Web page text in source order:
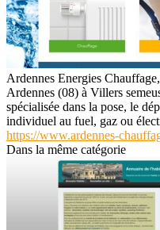
Ardennes Energies
Ardennes (08) à Villers
spécialisée dans la pose, le
individuel au fuel, gaz ou
https://www.ardennes-
Dans la même catégorie